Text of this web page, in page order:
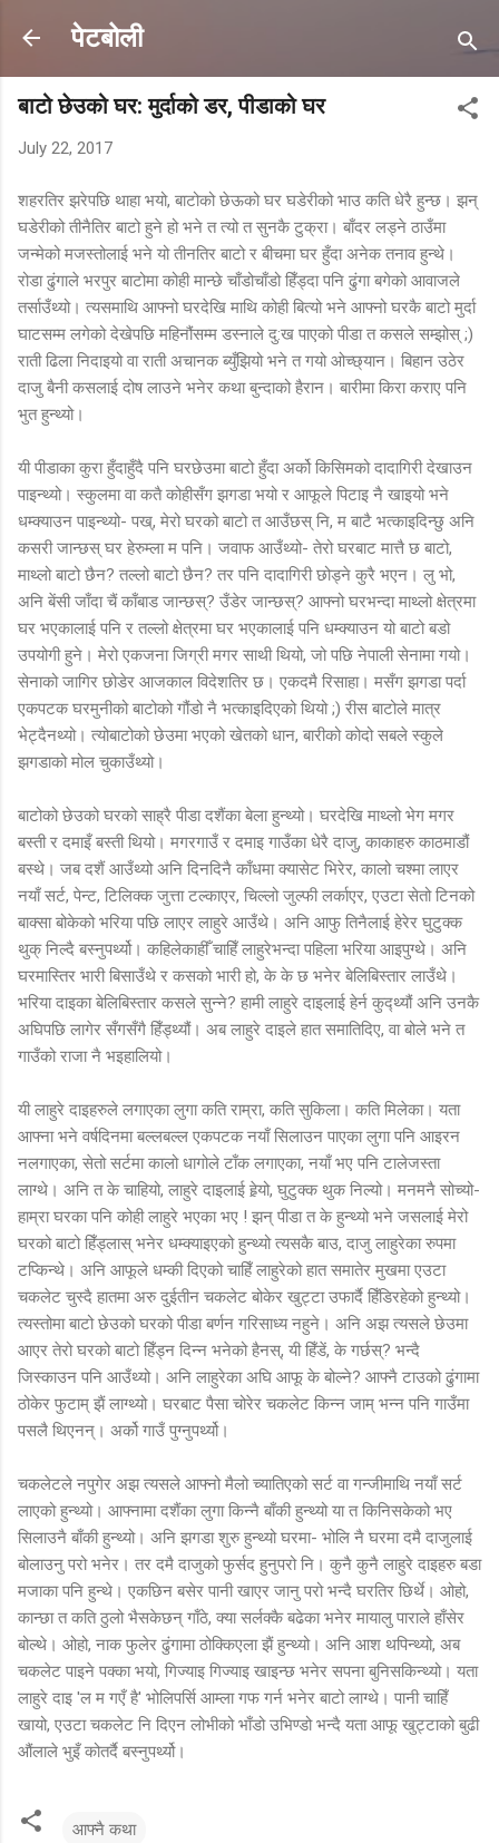
पेटबोली
बाटो छेउको घर: मुर्दाको डर, पीडाको घर
July 22, 2017
शहरतिर झरेपछि थाहा भयो, बाटोको छेऊको घर घडेरीको भाउ कति धेरै हुन्छ। झन्
घडेरीको तीनैतिर बाटो हुने हो भने त त्यो त सुनकै टुक्रा। बाँदर लड्ने ठाउँमा
जन्मेको मजस्तोलाई भने यो तीनतिर बाटो र बीचमा घर हुँदा अनेक तनाव हुन्थे।
रोडा ढुंगाले भरपुर बाटोमा कोही मान्छे चाँडोचाँडो हिँड्दा पनि ढुंगा बगेको आवाजले
तर्साउँथ्यो। त्यसमाथि आफ्नो घरदेखि माथि कोही बित्यो भने आफ्नो घरकै बाटो मुर्दा
घाटसम्म लगेको देखेपछि महिनौंसम्म डस्नाले दु:ख पाएको पीडा त कसले सम्झोस् ;)
राती ढिला निदाइयो वा राती अचानक ब्युँझियो भने त गयो ओच्छ्यान। बिहान उठेर
दाजु बैनी कसलाई दोष लाउने भनेर कथा बुन्दाको हैरान। बारीमा किरा कराए पनि
भुत हुन्थ्यो।
यी पीडाका कुरा हुँदाहुँदै पनि घरछेउमा बाटो हुँदा अर्को किसिमको दादागिरी देखाउन
पाइन्थ्यो। स्कुलमा वा कतै कोहीसँग झगडा भयो र आफूले पिटाइ नै खाइयो भने
धम्क्याउन पाइन्थ्यो- पख्, मेरो घरको बाटो त आउँछस् नि, म बाटै भत्काइदिन्छु अनि
कसरी जान्छस् घर हेरुम्ला म पनि। जवाफ आउँथ्यो- तेरो घरबाट मात्तै छ बाटो,
माथ्लो बाटो छैन? तल्लो बाटो छैन? तर पनि दादागिरी छोड्ने कुरै भएन। लु भो,
अनि बेंसी जाँदा चैं काँबाड जान्छस्? उँडेर जान्छस्? आफ्नो घरभन्दा माथ्लो क्षेत्रमा
घर भएकालाई पनि र तल्लो क्षेत्रमा घर भएकालाई पनि धम्क्याउन यो बाटो बडो
उपयोगी हुने। मेरो एकजना जिग्री मगर साथी थियो, जो पछि नेपाली सेनामा गयो।
सेनाको जागिर छोडेर आजकाल विदेशतिर छ। एकदमै रिसाहा। मसँग झगडा पर्दा
एकपटक घरमुनीको बाटोको गौंडो नै भत्काइदिएको थियो ;) रीस बाटोले मात्र
भेट्दैनथ्यो। त्योबाटोको छेउमा भएको खेतको धान, बारीको कोदो सबले स्कुले
झगडाको मोल चुकाउँथ्यो।
बाटोको छेउको घरको साह्रै पीडा दशैंका बेला हुन्थ्यो। घरदेखि माथ्लो भेग मगर
बस्ती र दमाइँ बस्ती थियो। मगरगाउँ र दमाइ गाउँका धेरै दाजु, काकाहरु काठमाडौं
बस्थे। जब दशैं आउँथ्यो अनि दिनदिनै काँधमा क्यासेट भिरेर, कालो चश्मा लाएर
नयाँ सर्ट, पेन्ट, टिलिक्क जुत्ता टल्काएर, चिल्लो जुल्फी लर्काएर, एउटा सेतो टिनको
बाक्सा बोकेको भरिया पछि लाएर लाहुरे आउँथे। अनि आफु तिनैलाई हेरेर घुटुक्क
थुक् निल्दै बस्नुपर्थ्यो। कहिलेकाहीँ चाहिँ लाहुरेभन्दा पहिला भरिया आइपुग्थे। अनि
घरमास्तिर भारी बिसाउँथे र कसको भारी हो, के के छ भनेर बेलिबिस्तार लाउँथे।
भरिया दाइका बेलिबिस्तार कसले सुन्ने? हामी लाहुरे दाइलाई हेर्न कुद्थ्यौं अनि उनकै
अघिपछि लागेर सँगसँगै हिँड्थ्यौं। अब लाहुरे दाइले हात समातिदिए, वा बोले भने त
गाउँको राजा नै भइहालियो।
यी लाहुरे दाइहरुले लगाएका लुगा कति राम्रा, कति सुकिला। कति मिलेका। यता
आफ्ना भने वर्षदिनमा बल्लबल्ल एकपटक नयाँ सिलाउन पाएका लुगा पनि आइरन
नलगाएका, सेतो सर्टमा कालो धागोले टाँक लगाएका, नयाँ भए पनि टालेजस्ता
लाग्थे। अनि त के चाहियो, लाहुरे दाइलाई हेर्‍यो, घुटुक्क थुक निल्यो। मनमनै सोच्यो-
हाम्रा घरका पनि कोही लाहुरे भएका भए ! झन् पीडा त के हुन्थ्यो भने जसलाई मेरो
घरको बाटो हिँड्लास् भनेर धम्क्याइएको हुन्थ्यो त्यसकै बाउ, दाजु लाहुरेका रुपमा
टप्किन्थे। अनि आफूले धम्की दिएको चाहिँ लाहुरेको हात समातेर मुखमा एउटा
चकलेट चुस्दै हातमा अरु दुईतीन चकलेट बोकेर खुट्टा उफार्दै हिँडिरहेको हुन्थ्यो।
त्यस्तोमा बाटो छेउको घरको पीडा बर्णन गरिसाध्य नहुने। अनि अझ त्यसले छेउमा
आएर तेरो घरको बाटो हिँड्न दिन्न भनेको हैनस्, यी हिँडें, के गर्छस्? भन्दै
जिस्काउन पनि आउँथ्यो। अनि लाहुरेका अघि आफू के बोल्ने? आफ्नै टाउको ढुंगामा
ठोकेर फुटाम् झैं लाग्थ्यो। घरबाट पैसा चोरेर चकलेट किन्न जाम् भन्न पनि गाउँमा
पसलै थिएनन्। अर्को गाउँ पुग्नुपर्थ्यो।
चकलेटले नपुगेर अझ त्यसले आफ्नो मैलो च्यातिएको सर्ट वा गन्जीमाथि नयाँ सर्ट
लाएको हुन्थ्यो। आफ्नामा दशैंका लुगा किन्नै बाँकी हुन्थ्यो या त किनिसकेको भए
सिलाउनै बाँकी हुन्थ्यो। अनि झगडा शुरु हुन्थ्यो घरमा- भोलि नै घरमा दमै दाजुलाई
बोलाउनु परो भनेर। तर दमै दाजुको फुर्सद हुनुपरो नि। कुनै कुनै लाहुरे दाइहरु बडा
मजाका पनि हुन्थे। एकछिन बसेर पानी खाएर जानु परो भन्दै घरतिर छिर्थे। ओहो,
कान्छा त कति ठुलो भैसकेछन् गाँठे, क्या सर्लक्कै बढेका भनेर मायालु पाराले हाँसेर
बोल्थे। ओहो, नाक फुलेर ढुंगामा ठोक्किएला झैं हुन्थ्यो। अनि आश थपिन्थ्यो, अब
चकलेट पाइने पक्का भयो, गिज्याइ गिज्याइ खाइन्छ भनेर सपना बुनिसकिन्थ्यो। यता
लाहुरे दाइ 'ल म गएँ है' भोलिपर्सि आम्ला गफ गर्न भनेर बाटो लाग्थे। पानी चाहिँ
खायो, एउटा चकलेट नि दिएन लोभीको भाँडो उभिण्डो भन्दै यता आफू खुट्टाको बुढी
औंलाले भुइँ कोतर्दै बस्नुपर्थ्यो।
आफ्नै कथा